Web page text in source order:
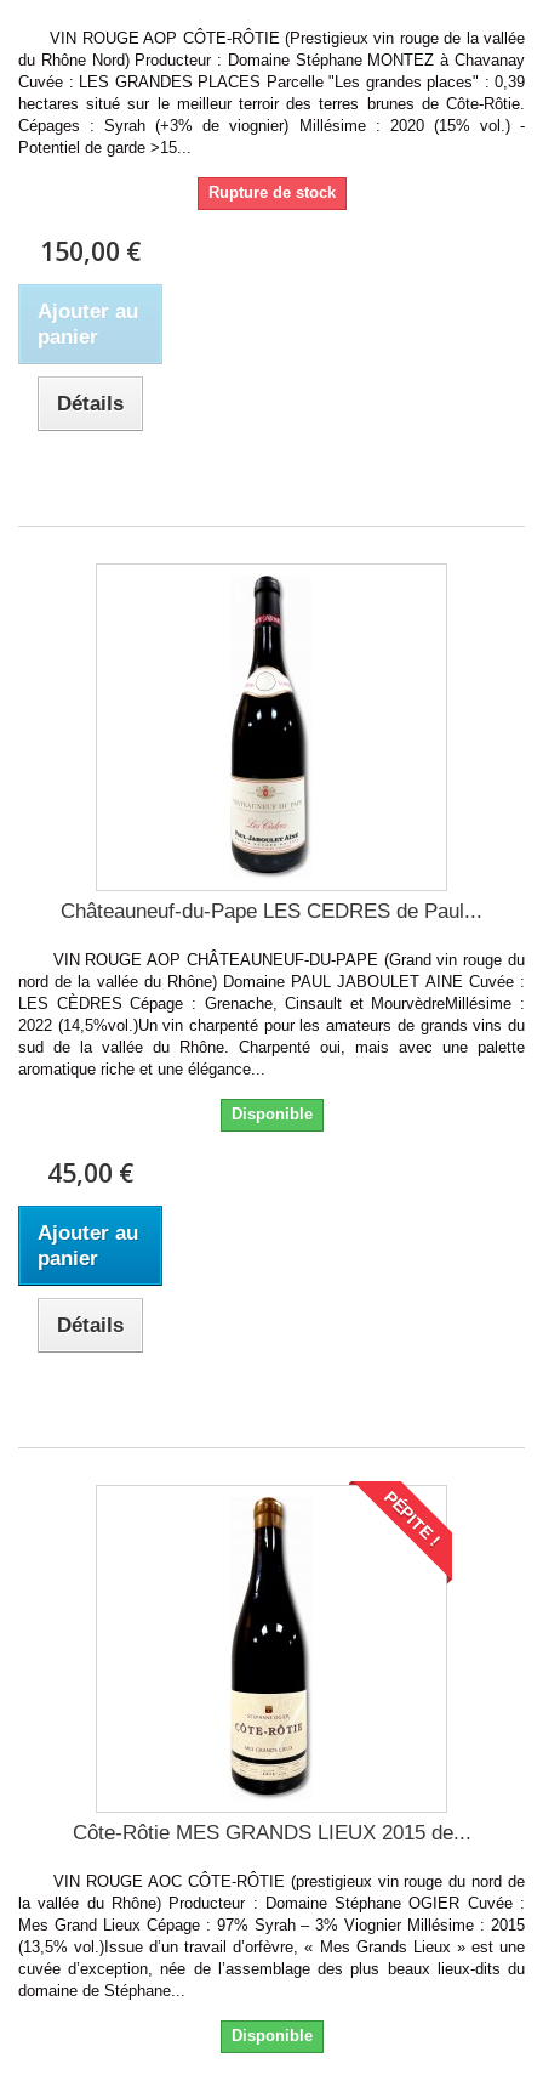
VIN ROUGE AOP CÔTE-RÔTIE (Prestigieux vin rouge de la vallée
du Rhône Nord) Producteur : Domaine Stéphane MONTEZ à Chavanay
Cuvée : LES GRANDES PLACES Parcelle "Les grandes places" : 0,39
hectares situé sur le meilleur terroir des terres brunes de Côte-Rôtie.
Cépages : Syrah (+3% de viognier) Millésime : 2020 (15% vol.) -
Potentiel de garde >15...
Rupture de stock
150,00 €
Ajouter au
panier
Détails
Châteauneuf-du-Pape LES CEDRES de Paul...
VIN ROUGE AOP CHÂTEAUNEUF-DU-PAPE (Grand vin rouge du
nord de la vallée du Rhône) Domaine PAUL JABOULET AINE Cuvée :
LES CÈDRES Cépage : Grenache, Cinsault et MourvèdreMillésime :
2022 (14,5%vol.)Un vin charpenté pour les amateurs de grands vins du
sud de la vallée du Rhône. Charpenté oui, mais avec une palette
aromatique riche et une élégance...
Disponible
45,00 €
Ajouter au
panier
Détails
PÉPITE !
Côte-Rôtie MES GRANDS LIEUX 2015 de...
VIN ROUGE AOC CÔTE-RÔTIE (prestigieux vin rouge du nord de
la vallée du Rhône) Producteur : Domaine Stéphane OGIER Cuvée :
Mes Grand Lieux Cépage : 97% Syrah – 3% Viognier Millésime : 2015
(13,5% vol.)Issue d’un travail d’orfèvre, « Mes Grands Lieux » est une
cuvée d’exception, née de l’assemblage des plus beaux lieux-dits du
domaine de Stéphane...
Disponible